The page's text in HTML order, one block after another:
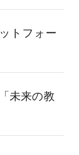
トフォー
未来の教